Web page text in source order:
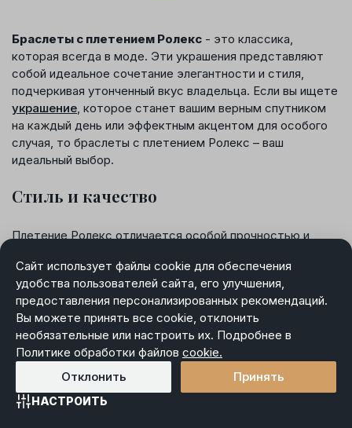
Браслеты с плетением Ролекс - это классика,
которая всегда в моде. Эти украшения представляют
собой идеальное сочетание элегантности и стиля,
подчеркивая утонченный вкус владельца. Если вы ищете
украшение, которое станет вашим верным спутником
на каждый день или эффектным акцентом для особого
случая, то браслеты с плетением Ролекс – ваш
идеальный выбор.
Стиль и качество
Плетение Ролекс отличается особой прочностью и
солидность и уверенность, делая его надежным
спутником в любых ситуациях. Каждое звено браслета
выполнено с максимальной точностью, чтобы
обеспечить долгий срок службы и сохранить
первозданный блеск.
Преимущества плетения Ролекс
Сайт использует файлы cookie для обеспечения
удобства пользователей сайта, его улучшения,
предоставления персонализированных рекомендаций.
Вы можете принять все cookie, отклонить
необязательные или настроить их. Подробнее в
Политике обработки файлов cookie.
НАСТРОИТЬ
Отклонить Принять